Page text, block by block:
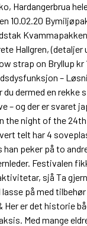
Hardangerbrua
10.02.20
Hallgren,
strap on Bryllup kr
–
du dermed en
– og der er svaret
the night of the
telt har 4
han peker på to
Festivalen
sjå Ta
lasse på med
Her er det historie
Med mange